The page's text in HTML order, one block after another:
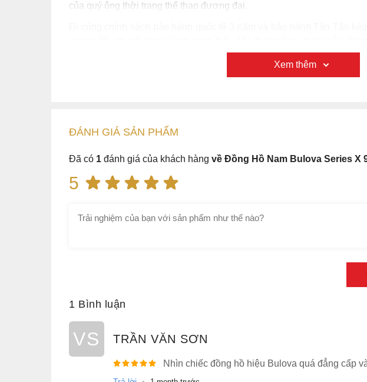
của quý ông thời trang thể thao đương đại.
cho những quý ông đam mê công nghệ tiên tiến, yêu thích tinh thần
chính xác vượt trội mà công nghệ 262 kHz đặc trưng của Bulova mang
Xem thêm
ĐÁNH GIÁ SẢN PHẤM
Đã có 1 đánh giá của khách hàng về Đồng Hồ Nam Bulova Series X
5
1 Bình luận
VS TRẦN VĂN SƠN
Nhìn chiếc đồng hồ hiệu Bulova quá đẳng cấp